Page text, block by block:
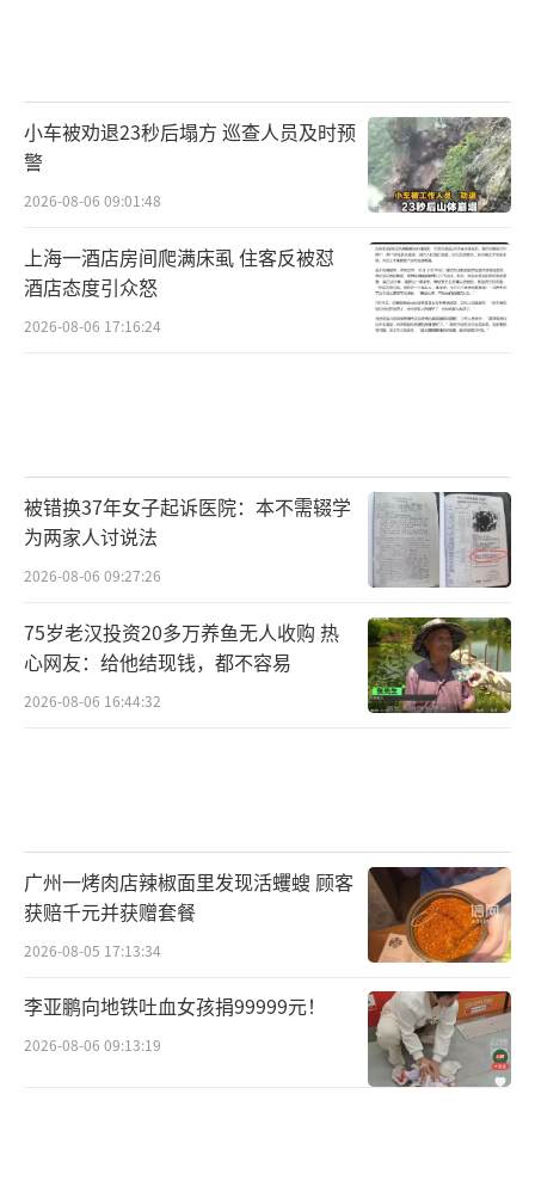
小车被劝退23秒后塌方 巡查人员及时预
警
2026-08-06 09:01:48
上海一酒店房间爬满床虱 住客反被怼
酒店态度引众怒
2026-08-06 17:16:24
被错换37年女子起诉医院：本不需辍学
为两家人讨说法
2026-08-06 09:27:26
75岁老汉投资20多万养鱼无人收购 热
心网友：给他结现钱，都不容易
2026-08-06 16:44:32
广州一烤肉店辣椒面里发现活蠼螋 顾客
获赔千元并获赠套餐
2026-08-05 17:13:34
李亚鹏向地铁吐血女孩捐99999元！
2026-08-06 09:13:19